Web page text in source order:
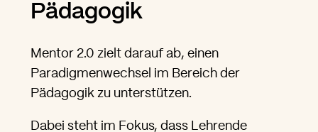
Pädagogik
Mentor 2.0 zielt darauf ab, einen
Paradigmenwechsel im Bereich der
Pädagogik zu unterstützen.
Dabei steht im Fokus, dass Lehrende